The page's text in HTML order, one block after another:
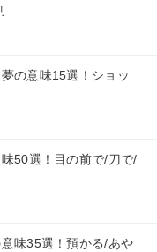
の意味15選！ショッ
50選！目の前で/刀で/
味35選！預かる/あや